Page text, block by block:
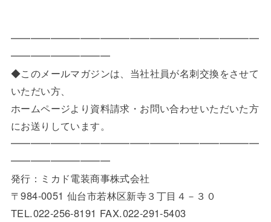
━━━━━━━━━━━━━━━━━━━━━━━━━
━━━━━━━━━━
◆このメールマガジンは、当社社員が名刺交換をさせて
いただい方、
ホームページより資料請求・お問い合わせいただいた方
にお送りしています。
━━━━━━━━━━━━━━━━━━━━━━━━━
━━━━━━━━━━
発行：ミカド電装商事株式会社
〒984-0051 仙台市若林区新寺３丁目４－３０
TEL.022-256-8191 FAX.022-291-5403